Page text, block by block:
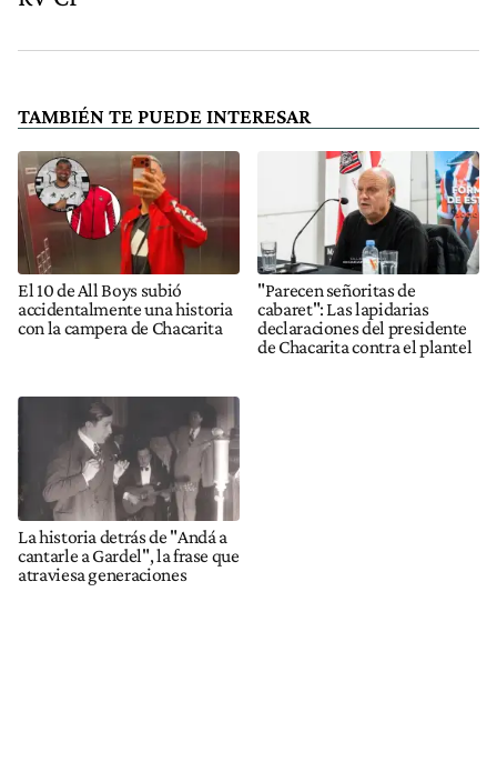
TAMBIÉN TE PUEDE INTERESAR
El 10 de All Boys subió
accidentalmente una historia
con la campera de Chacarita
"Parecen señoritas de
cabaret": Las lapidarias
declaraciones del presidente
de Chacarita contra el plantel
La historia detrás de "Andá a
cantarle a Gardel", la frase que
atraviesa generaciones